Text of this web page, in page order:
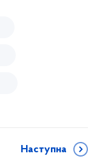
Наступна